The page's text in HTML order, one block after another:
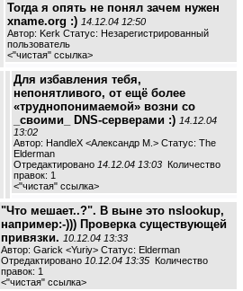
Тогда я опять не понял зачем нужен
xname.org :) 14.12.04 12:50
Автор: Kerk Статус: Незарегистрированный
пользователь
<"чистая" ссылка>
Для избавления тебя,
непонятливого, от ещё более
«труднопонимаемой» возни со
_своими_ DNS-серверами :) 14.12.04
13:02
Автор: HandleX <Александр М.> Статус: The
Elderman
Отредактировано 14.12.04 13:03 Количество
правок: 1
<"чистая" ссылка>
"Что мешает..?". В выне это nslookup,
например:-))) Проверка существующей
привязки. 10.12.04 13:33
Автор: Garick <Yuriy> Статус: Elderman
Отредактировано 10.12.04 13:35 Количество
правок: 1
<"чистая" ссылка>